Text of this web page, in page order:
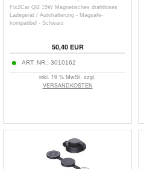
Fix2Car Qi2 15W Magnetisches drahtloses
Ladegerät / Autohalterung - Magsafe-
kompatibel - Schwarz
50,40EUR
ART. NR.: 3010162
inkl. 19 % MwSt. zzgl.
VERSANDKOSTEN